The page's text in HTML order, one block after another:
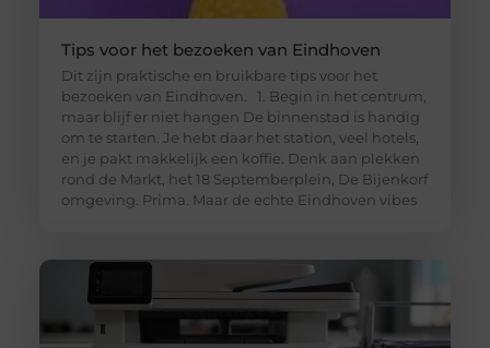
Tips voor het bezoeken van Eindhoven
Dit zijn praktische en bruikbare tips voor het
bezoeken van Eindhoven. 1. Begin in het centrum,
maar blijf er niet hangen De binnenstad is handig
om te starten. Je hebt daar het station, veel hotels,
en je pakt makkelijk een koffie. Denk aan plekken
rond de Markt, het 18 Septemberplein, De Bijenkorf
omgeving. Prima. Maar de echte Eindhoven vibes